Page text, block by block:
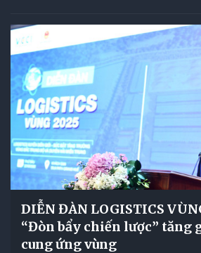
DIỄN ĐÀN LOGISTICS
“Đòn bẩy chiến lược” tăng
cung ứng vùng